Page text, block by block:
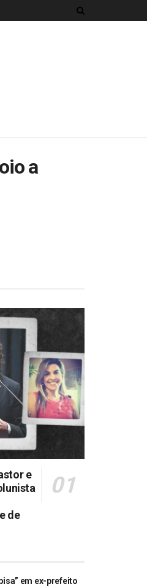
a
e
de
em ex-prefeito